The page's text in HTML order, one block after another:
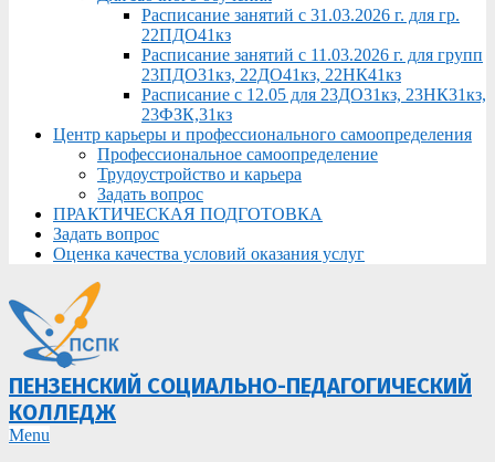
Расписание занятий с 31.03.2026 г. для гр.
22ПДО41кз
Расписание занятий с 11.03.2026 г. для групп
23ПДО31кз, 22ДО41кз, 22НК41кз
Расписание с 12.05 для 23ДО31кз, 23НК31кз,
23ФЗК,31кз
Центр карьеры и профессионального самоопределения
Профессиональное самоопределение
Трудоустройство и карьера
Задать вопрос
ПРАКТИЧЕСКАЯ ПОДГОТОВКА
Задать вопрос
Оценка качества условий оказания услуг
ПЕНЗЕНСКИЙ СОЦИАЛЬНО-ПЕДАГОГИЧЕСКИЙ
КОЛЛЕДЖ
Primary
Menu